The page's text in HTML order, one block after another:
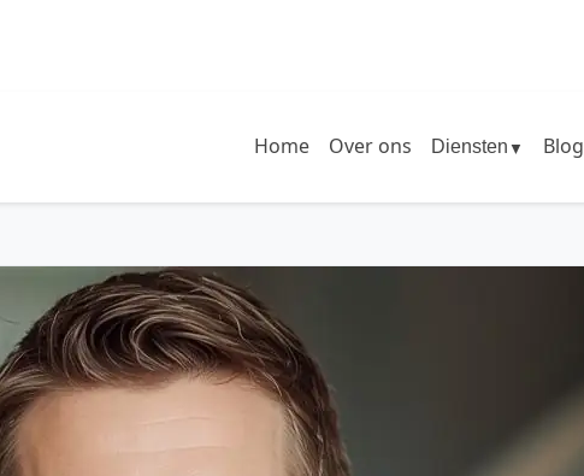
Home Over ons Diensten ▼ Blog